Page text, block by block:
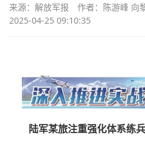
来源：解放军报 作者：陈游峰 向
2025-04-25 09:10:35
陆军某旅注重强化体系练兵